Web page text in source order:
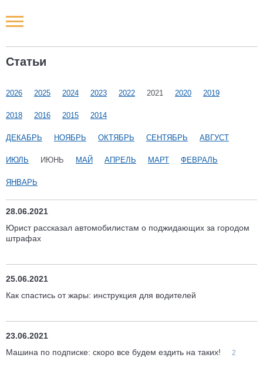
Статьи
2026 2025 2024 2023 2022 2021 2020 2019
2018 2016 2015 2014
ДЕКАБРЬ НОЯБРЬ ОКТЯБРЬ СЕНТЯБРЬ АВГУСТ
ИЮЛЬ ИЮНЬ МАЙ АПРЕЛЬ МАРТ ФЕВРАЛЬ
ЯНВАРЬ
28.06.2021
Юрист рассказал автомобилистам о поджидающих за городом
штрафах
25.06.2021
Как спастись от жары: инструкция для водителей
23.06.2021
Машина по подписке: скоро все будем ездить на таких!
2
Новости РФ
Наши мероприятия
Статьи